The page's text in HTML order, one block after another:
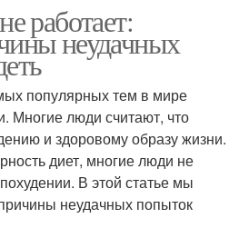
работает:
неудачных
популярных тем в мире
Многие люди считают, что
и здоровому образу жизни.
диет, многие люди не
В этой статье мы
неудачных попыток